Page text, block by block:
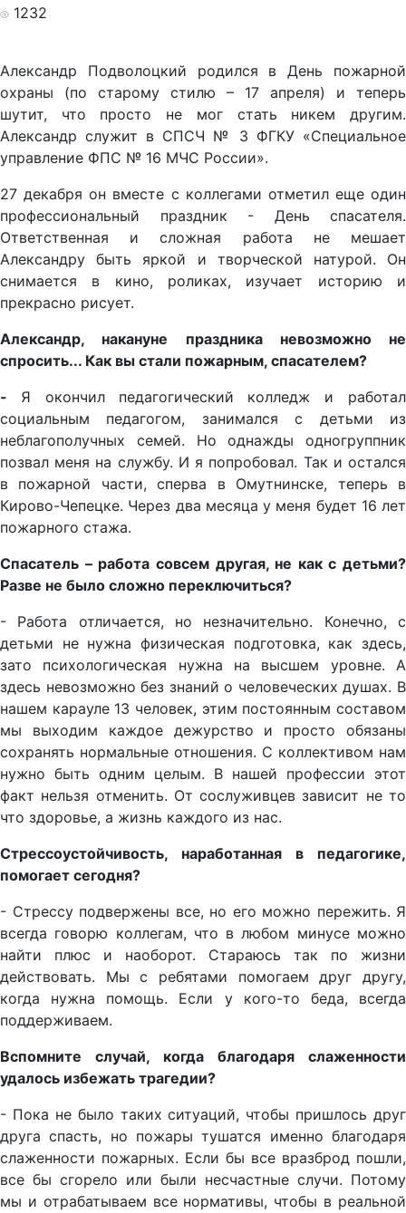
1232
Александр Подволоцкий родился в День пожарной
охраны (по старому стилю – 17 апреля) и теперь
шутит, что просто не мог стать никем другим.
Александр служит в СПСЧ № 3 ФГКУ «Специальное
управление ФПС № 16 МЧС России».
27 декабря он вместе с коллегами отметил еще один
профессиональный праздник - День спасателя.
Ответственная и сложная работа не мешает
Александру быть яркой и творческой натурой. Он
снимается в кино, роликах, изучает историю и
прекрасно рисует.
Александр, накануне праздника невозможно не
спросить... Как вы стали пожарным, спасателем?
- Я окончил
педагогический колледж и работал
социальным педагогом, занимался с детьми из
неблагополучных семей. Но однажды одногруппник
позвал меня на службу. И я попробовал. Так и остался
в пожарной части, сперва в Омутнинске, теперь в
Кирово-Чепецке. Через два месяца у меня будет 16 лет
пожарного стажа.
Спасатель – работа совсем другая, не как с детьми?
Разве не было сложно переключиться?
- Работа отличается, но незначительно. Конечно, с
детьми не нужна физическая подготовка, как здесь,
зато психологическая нужна на высшем уровне. А
здесь невозможно без знаний о человеческих душах. В
нашем карауле 13 человек, этим постоянным составом
мы выходим каждое дежурство и просто обязаны
сохранять нормальные отношения. С коллективом нам
нужно быть одним целым. В нашей профессии этот
факт нельзя отменить. От сослуживцев зависит не то
что здоровье, а жизнь каждого из нас.
Стрессоустойчивость, наработанная в педагогике,
помогает сегодня?
- Стрессу подвержены все, но его можно пережить. Я
всегда говорю коллегам, что в любом минусе можно
найти плюс и наоборот. Стараюсь так по жизни
действовать. Мы с ребятами помогаем друг другу,
когда нужна помощь. Если у кого-то беда, всегда
поддерживаем.
Вспомните случай, когда благодаря слаженности
удалось избежать трагедии?
- Пока не было таких ситуаций, чтобы пришлось друг
друга спасть, но пожары тушатся именно благодаря
слаженности пожарных. Если бы все вразброд пошли,
все бы сгорело или были несчастные случи. Потому
мы и отрабатываем все нормативы, чтобы в реальной